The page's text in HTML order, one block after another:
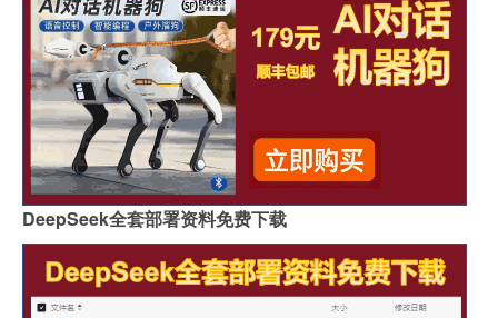
DeepSeek全套部署资料免费下载